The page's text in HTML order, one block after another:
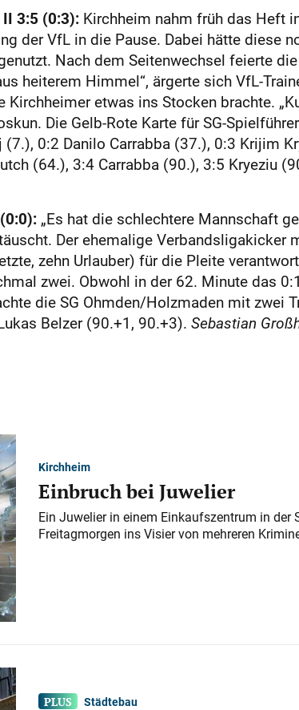
3:5 (0:3): Kirchheim nahm früh das Heft
der VfL in die Pause. Dabei hätte diese
Nach dem Seitenwechsel feierte
heiterem Himmel“, ärgerte sich VfL-
etwas ins Stocken brachte.
Die Gelb-Rote Karte für SG-
0:2 Danilo Carrabba (37.), 0:3 Krijim
(64.), 3:4 Carrabba (90.), 3:5 Kryeziu
„Es hat die schlechtere Mannschaft
Der ehemalige Verbandsligakicker
zehn Urlauber) für die Pleite
zwei. Obwohl in der 62. Minute das
die SG Ohmden/Holzmaden mit zwei
Belzer (90.+1, 90.+3). Sebastian
Kirchheim
Einbruch bei Juwelier
Ein Juwelier in einem Einkaufszentrum in
Freitagmorgen ins Visier von mehreren
Städtebau